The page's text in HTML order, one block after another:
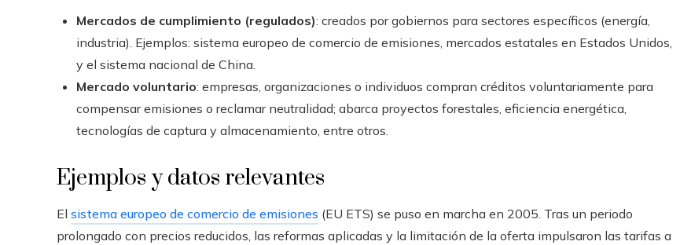
Mercados de cumplimiento (regulados): creados por gobiernos para sectores específicos (energía,
industria). Ejemplos: sistema europeo de comercio de emisiones, mercados estatales en Estados Unidos,
y el sistema nacional de China.
Mercado voluntario: empresas, organizaciones o individuos compran créditos voluntariamente para
compensar emisiones o reclamar neutralidad; abarca proyectos forestales, eficiencia energética,
tecnologías de captura y almacenamiento, entre otros.
Ejemplos y datos relevantes
El sistema europeo de comercio de emisiones (EU ETS) se puso en marcha en 2005. Tras un periodo
prolongado con precios reducidos, las reformas aplicadas y la limitación de la oferta impulsaron las tarifas a